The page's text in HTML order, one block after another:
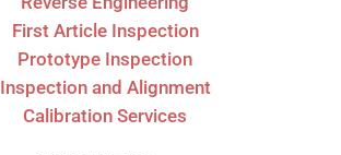
First Article Inspection
Prototype Inspection
Inspection and Alignment
Calibration Services